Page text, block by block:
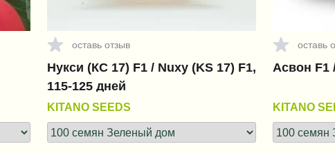
оставь отзыв
Нукси (КС 17) F1 / Nuxy (KS 17) F1,
115-125 дней
KITANO SEEDS
оставь
Асвон F1
KITANO